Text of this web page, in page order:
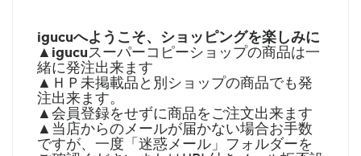
igucuへようこそ、ショッピングを楽しみに
▲ igucuスーパーコピーショップの商品は一
緒に発注出来ます
▲ＨＰ未掲載品と別ショップの商品でも発
注出来ます。
▲会員登録をせずに商品をご注文出来ます
▲当店からのメールが届かない場合お手数
ですが、一度「迷惑メール」フォルダーを